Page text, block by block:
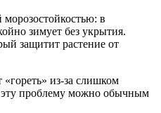
морозостойкостью: в
зимует без укрытия.
защитит растение от
из-за слишком
проблему можно обычным